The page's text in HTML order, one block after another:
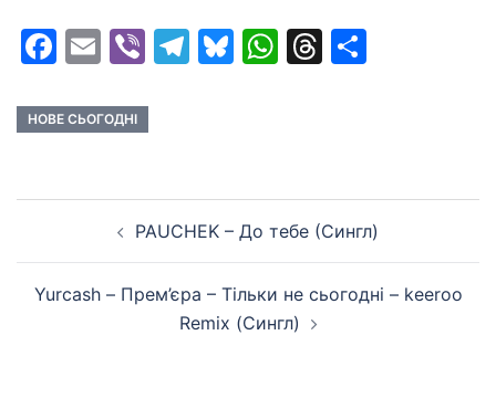
Facebook
EmailViberTelegram
Bluesky
WhatsApp
Threads
НОВЕ СЬОГОДНІ
navigationPAUCHEK – До тебе (Сингл)
Yurcash – Прем’єра – Тільки не сьогодні – keeroo
Remix (Сингл)